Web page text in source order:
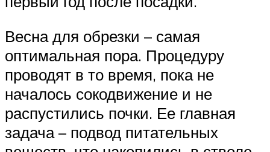
Весна для обрезки – самая
оптимальная пора. Процедуру
проводят в то время, пока не
началось сокодвижение и не
распустились почки. Ее главная
задача – подвод питательных